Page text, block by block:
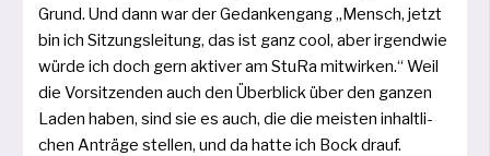
Grund. Und dann war der Gedankengang „Mensch, jetzt
bin ich Sitzungsleitung, das ist ganz cool, aber irgend­wie
wür­de ich doch gern akti­ver am StuRa mit­wir­ken.“ Weil
die Vorsitzenden auch den Überblick über den gan­zen
Laden haben, sind sie es auch, die die meis­ten inhalt­li­
chen Anträge stel­len, und da hat­te ich Bock drauf.